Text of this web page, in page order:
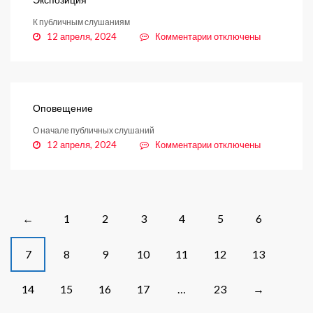
К публичным слушаниям
12 апреля, 2024 Комментариикотключены
Оповещение
О начале публичных слушаний
12 апреля, 2024 Комментариикотключены
Posts
navigation
← 1 2 3 4 5 6
7 8 9 10 11 12 13
14 15 16 17 … 23 →